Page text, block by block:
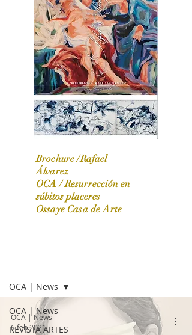
OCA|News 31 / Marzo-Abril / 2024
Brochure /Rafael
Álvarez
OCA /Resurrección en
súbitos placeres
Ossaye Casa de Arte
OCA | News
REVISTA ARTES
OCA | News
OCA | News
6 feb 2021